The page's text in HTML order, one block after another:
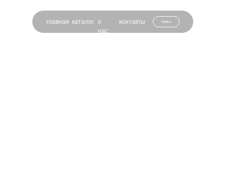
поиск
главная каталог о
нас
контакты